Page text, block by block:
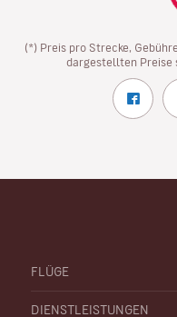
(*) Preis pro Strecke,
dargestellten Preise
FLÜGE
DIENSTLEISTUNGEN